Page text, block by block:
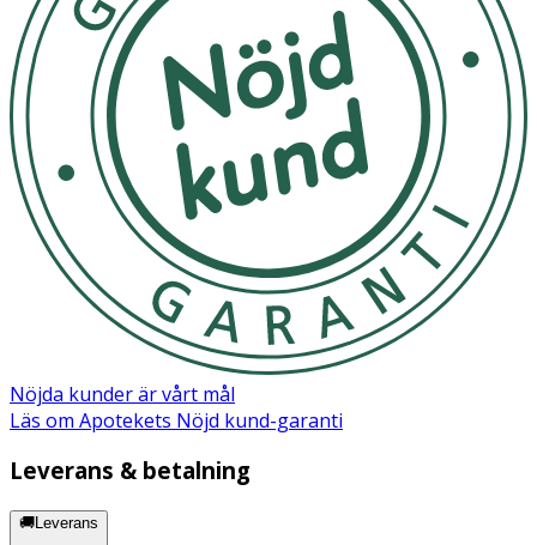
Nöjda kunder är vårt mål
Läs om Apotekets Nöjd kund-garanti
Leverans & betalning
🚚Leverans